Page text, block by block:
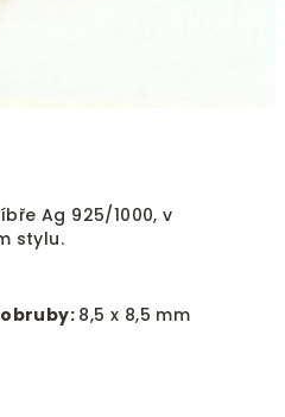
Ag 925/1000, v
stylu.
8,5 x 8,5 mm